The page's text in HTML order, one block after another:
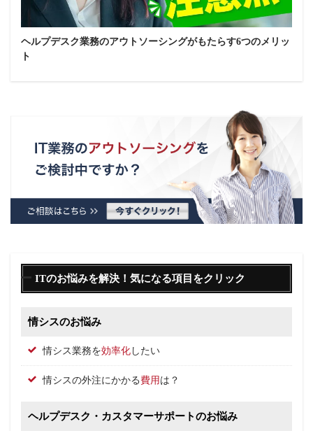
ヘルプデスク業務のアウトソーシングがもたらす6つのメリッ
ト
ITのお悩みを解決！気になる項目をクリック
情シスのお悩み
情シス業務を効率化 したい
情シスの外注にかかる 費用 は？
ヘルプデスク・カスタマーサポートのお悩み